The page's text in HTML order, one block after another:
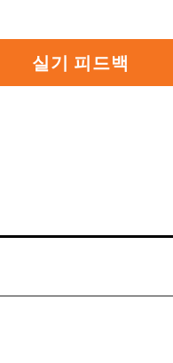
실기 피드백